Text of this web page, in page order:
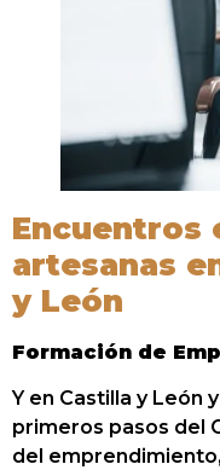
Encuentros
artesanas
y León
Formación de
Y en Castilla y León
primeros pasos del
del